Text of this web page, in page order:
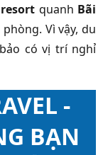
quanh Bãi
Vì vậy, du
có vị trí nghỉ
-
BẠN